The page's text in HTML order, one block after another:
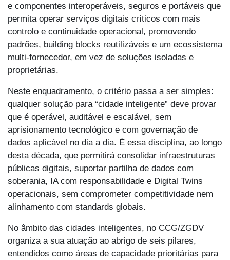
e componentes interoperáveis, seguros e portáveis que
permita operar serviços digitais críticos com mais
controlo e continuidade operacional, promovendo
padrões, building blocks reutilizáveis e um ecossistema
multi-fornecedor, em vez de soluções isoladas e
proprietárias.
Neste enquadramento, o critério passa a ser simples:
qualquer solução para “cidade inteligente” deve provar
que é operável, auditável e escalável, sem
aprisionamento tecnológico e com governação de
dados aplicável no dia a dia. É essa disciplina, ao longo
desta década, que permitirá consolidar infraestruturas
públicas digitais, suportar partilha de dados com
soberania, IA com responsabilidade e Digital Twins
operacionais, sem comprometer competitividade nem
alinhamento com standards globais.
No âmbito das cidades inteligentes, no CCG/ZGDV
organiza a sua atuação ao abrigo de seis pilares,
entendidos como áreas de capacidade prioritárias para